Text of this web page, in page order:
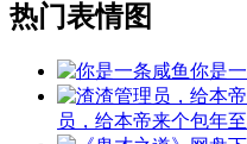
热门表情图
你是
员，给本帝来个包年